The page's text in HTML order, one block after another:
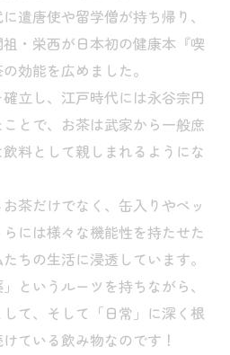
遣唐使や留学僧が持ち帰り、
・栄西が日本初の健康本『喫
効能を広めました。
立し、 江戸時代には永谷宗円
とで、 お茶は武家から一般庶
飲料として親しまれるようにな
茶だけでなく、 缶入りやペッ
らには様々な機能性を持たせた
ちの生活に浸透しています。
というルーツを持ちながら、
て、そして「日常」に深く根
ている飲み物なのです！